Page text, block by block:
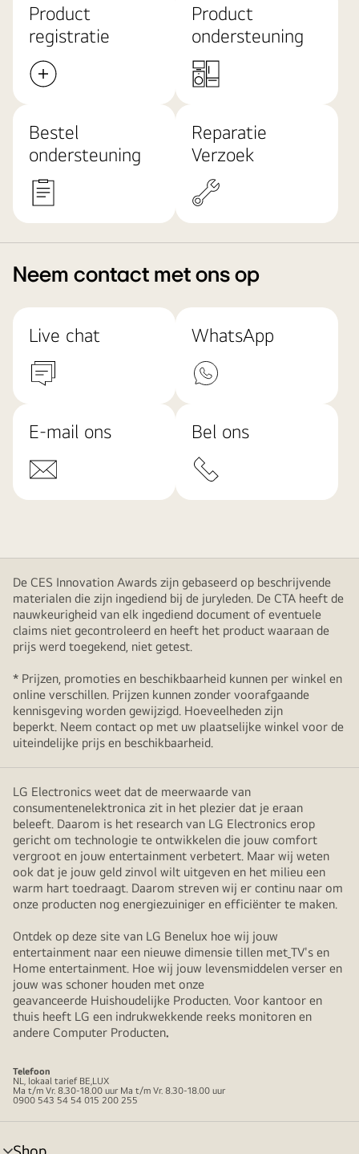
Product
registratie
Product
ondersteuning
Bestel
ondersteuning
Reparatie
Verzoek
Neem contact met ons op
Live chat WhatsApp
E-mail ons Bel ons
De CES Innovation Awards zijn gebaseerd op beschrijvende
materialen die zijn ingediend bij de juryleden. De CTA heeft de
nauwkeurigheid van elk ingediend document of eventuele
claims niet gecontroleerd en heeft het product waaraan de
prijs werd toegekend, niet getest.
* Prijzen, promoties en beschikbaarheid kunnen per winkel en
online verschillen. Prijzen kunnen zonder voorafgaande
kennisgeving worden gewijzigd. Hoeveelheden zijn
beperkt. Neem contact op met uw plaatselijke winkel voor de
uiteindelijke prijs en beschikbaarheid.
LG Electronics weet dat de meerwaarde van
consumentenelektronica zit in het plezier dat je eraan
beleeft. Daarom is het research van LG Electronics erop
gericht om technologie te ontwikkelen die jouw comfort
vergroot en jouw entertainment verbetert. Maar wij weten
ook dat je jouw geld zinvol wilt uitgeven en het milieu een
warm hart toedraagt. Daarom streven wij er continu naar om
onze producten nog energiezuiniger en efficiënter te maken.
Ontdek op deze site van LG Benelux hoe wij jouw
entertainment naar een nieuwe dimensie tillen met TV's en
Home entertainment. Hoe wij jouw levensmiddelen verser en
jouw was schoner houden met onze
geavanceerde Huishoudelijke Producten. Voor kantoor en
thuis heeft LG een indrukwekkende reeks monitoren en
andere Computer Producten.
Telefoon
NL, lokaal tarief BE,LUX
Ma t/m Vr. 8.30-18.00 uur Ma t/m Vr. 8.30-18.00 uur
0900 543 54 54 015 200 255
Shop